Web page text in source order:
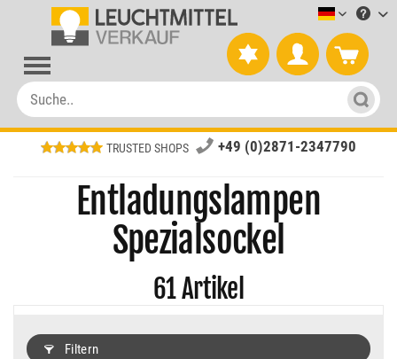
TRUSTED SHOPS +49 (0)2871-2347790
Entladungslampen
Spezialsockel
61Artikel
Filtern